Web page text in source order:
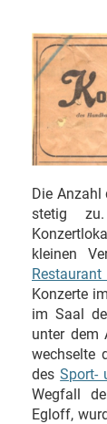
Die Anzahl
stetig zu.
kleinen
Konzerte im
im Saal
unter dem
wechselte
desSport-
Wegfall
Egloff,